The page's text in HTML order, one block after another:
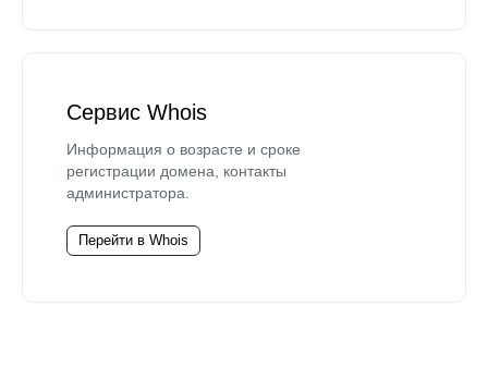
Сервис Whois
Информация о возрасте и сроке
регистрации домена, контакты
администратора.
Перейти в Whois